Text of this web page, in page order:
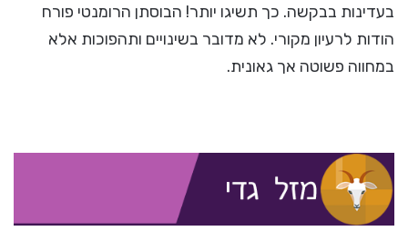
בעדינות בבקשה. כך תשיגו יותר! הבוסתן הרומנטי פורח
הודות לרעיון מקורי. לא מדובר בשינויים ותהפוכות אלא
במחווה פשוטה אך גאונית.